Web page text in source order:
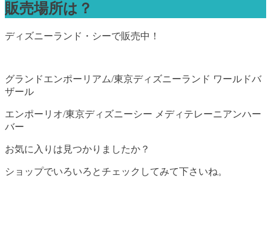
販売場所は？
ディズニーランド・シーで販売中！
グランドエンポーリアム/東京ディズニーランド ワールドバ
ザール
エンポーリオ/東京ディズニーシー メディテレーニアンハー
バー
お気に入りは見つかりましたか？
ショップでいろいろとチェックしてみて下さいね。